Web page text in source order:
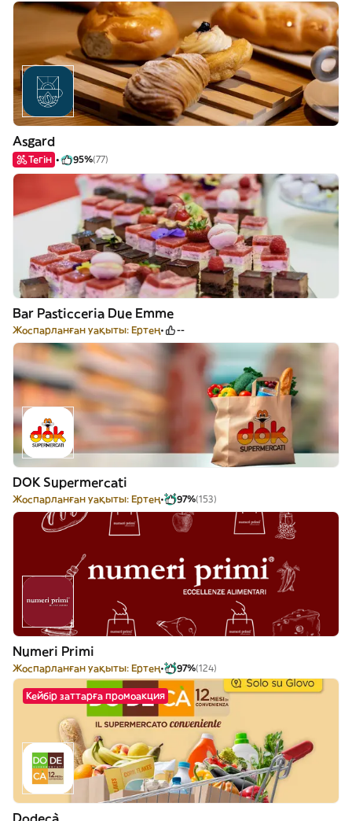
Asgard
Тегін 95%(77)
Bar Pasticceria Due Emme
Жоспарланған уақыты: Ертең --
DOK Supermercati
Жоспарланған уақыты: Ертең 97%(153)
Numeri Primi
Жоспарланған уақыты: Ертең 97%(124)
Кейбір заттарға промоакция
Dodecà